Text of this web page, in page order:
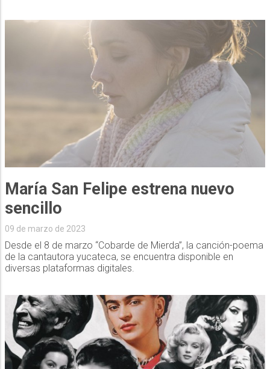
María San Felipe estrena nuevo
sencillo
09 de marzo de 2023
Desde el 8 de marzo “Cobarde de Mierda”, la canción-poema
de la cantautora yucateca, se encuentra disponible en
diversas plataformas digitales.